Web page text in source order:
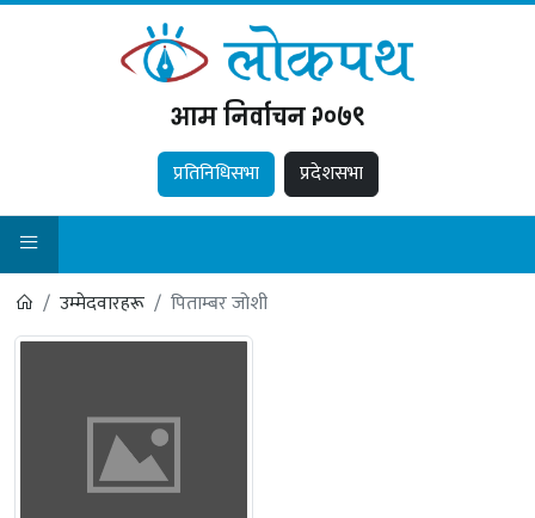
आम निर्वाचन २०७९
प्रतिनिधिसभा प्रदेशसभा
उम्मेदवारहरू पिताम्बर जोशी